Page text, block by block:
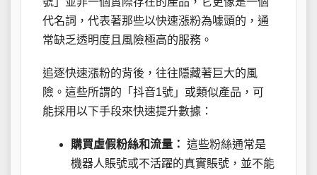
代名詞，代表著那些以快速漲粉為噱頭的，通
常缺乏透明度且風險極高的服務。
追逐快速漲粉的背後，往往隱藏著巨大的風
險。這些所謂的「抖音1號」或類似產品，可
能採用以下手段來快速提升數據：
購買虛假粉絲和流量： 這些粉絲通常是
機器人賬號或不活躍的真實賬號，並不能